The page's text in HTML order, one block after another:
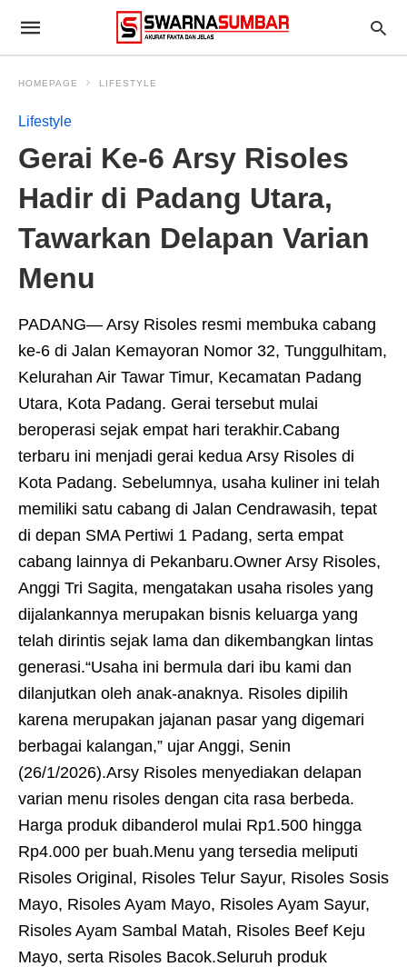
HOMEPAGE LIFESTYLE
Lifestyle
Gerai Ke-6 Arsy Risoles
Hadir di Padang Utara,
Tawarkan Delapan Varian
Menu
PADANG— Arsy Risoles resmi membuka cabang
ke-6 di Jalan Kemayoran Nomor 32, Tunggulhitam,
Kelurahan Air Tawar Timur, Kecamatan Padang
Utara, Kota Padang. Gerai tersebut mulai
beroperasi sejak empat hari terakhir.Cabang
terbaru ini menjadi gerai kedua Arsy Risoles di
Kota Padang. Sebelumnya, usaha kuliner ini telah
memiliki satu cabang di Jalan Cendrawasih, tepat
di depan SMA Pertiwi 1 Padang, serta empat
cabang lainnya di Pekanbaru.Owner Arsy Risoles,
Anggi Tri Sagita, mengatakan usaha risoles yang
dijalankannya merupakan bisnis keluarga yang
telah dirintis sejak lama dan dikembangkan lintas
generasi.“Usaha ini bermula dari ibu kami dan
dilanjutkan oleh anak-anaknya. Risoles dipilih
karena merupakan jajanan pasar yang digemari
berbagai kalangan,” ujar Anggi, Senin
(26/1/2026).Arsy Risoles menyediakan delapan
varian menu risoles dengan cita rasa berbeda.
Harga produk dibanderol mulai Rp1.500 hingga
Rp4.000 per buah.Menu yang tersedia meliputi
Risoles Original, Risoles Telur Sayur, Risoles Sosis
Mayo, Risoles Ayam Mayo, Risoles Ayam Sayur,
Risoles Ayam Sambal Matah, Risoles Beef Keju
Mayo, serta Risoles Bacok.Seluruh produk